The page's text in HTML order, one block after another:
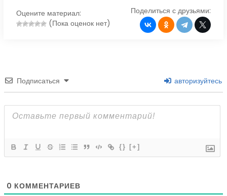
Оцените материал:
(Пока оценок нет)
Поделиться с друзьями:
Подписаться авторизуйтесь
{} [+]
0 КОММЕНТАРИЕВ